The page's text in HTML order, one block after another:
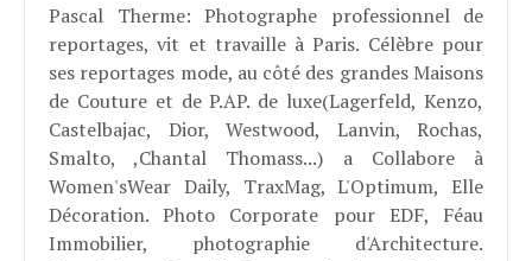
Pascal Therme: Photographe professionnel de
reportages, vit et travaille à Paris. Célèbre pour
ses reportages mode, au côté des grandes Maisons
de Couture et de P.AP. de luxe(Lagerfeld, Kenzo,
Castelbajac, Dior, Westwood, Lanvin, Rochas,
Smalto, ,Chantal Thomass...) a Collabore à
Women'sWear Daily, TraxMag, L'Optimum, Elle
Décoration. Photo Corporate pour EDF, Féau
Immobilier, photographie d'Architecture.